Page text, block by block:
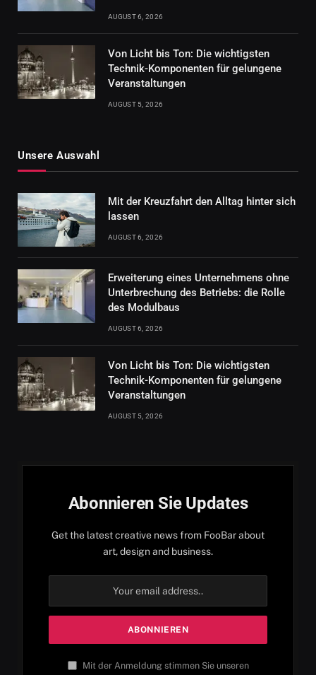
AUGUST 6, 2026
Von Licht bis Ton: Die wichtigsten
Technik-Komponenten für gelungene
Veranstaltungen
AUGUST 5, 2026
Unsere Auswahl
Mit der Kreuzfahrt den Alltag hinter sich
lassen
AUGUST 6, 2026
Erweiterung eines Unternehmens ohne
Unterbrechung des Betriebs: die Rolle
des Modulbaus
AUGUST 6, 2026
Von Licht bis Ton: Die wichtigsten
Technik-Komponenten für gelungene
Veranstaltungen
AUGUST 5, 2026
Abonnieren Sie Updates
Get the latest creative news from FooBar about
art, design and business.
Mit der Anmeldung stimmen Sie unseren